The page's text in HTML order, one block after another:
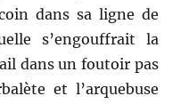
dans sa ligne de
s’engouffrait la
dans un foutoir pas
et l’arquebuse